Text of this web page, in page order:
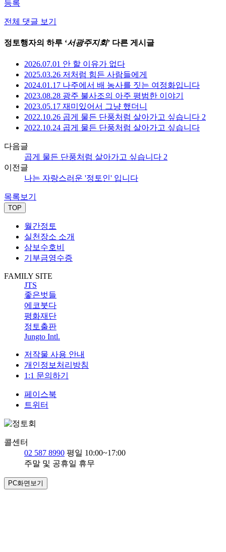
등록
전체 댓글 보기
정토행자의 하루 ‘서광주지회’ 다른 게시글
2026.07.01 안 할 이유가 없다
2025.03.26 저처럼 힘든 사람들에게
2024.01.17 나주에서 배 농사를 짓는 여정화입니다
2023.08.28 광주 불사조의 아주 평범한 이야기
2023.05.17 재미있어서 그냥 했더니
2022.10.26 곱게 물든 단풍처럼 살아가고 싶습니다 2
2022.10.24 곱게 물든 단풍처럼 살아가고 싶습니다
다음글
곱게 물든 단풍처럼 살아가고 싶습니다 2
이전글
나는 자랑스러운 '정토인' 입니다
목록보기
TOP
월간정토
실천장소 소개
삼보수호비
기부금영수증
FAMILY SITE
JTS
좋은벗들
에코붓다
평화재단
정토출판
Jungto Intl.
저작물 사용 안내
개인정보처리방침
1:1 문의하기
페이스북
트위터
콜센터
02 587 8990 평일 10:00~17:00
주말 및 공휴일 휴무
PC화면보기